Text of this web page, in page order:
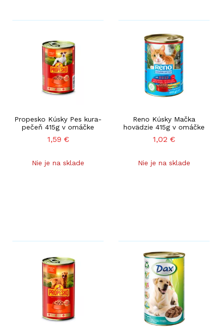
Propesko Kúsky Pes kura-
pečeň 415g v omáčke
1,59 €
Nie je na sklade
Reno Kúsky Mačka
hovädzie 415g v omáčke
1,02 €
Nie je na sklade